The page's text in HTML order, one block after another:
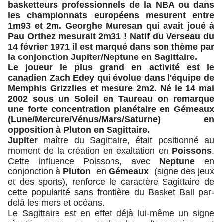
basketteurs professionnels de la NBA ou dans
les championnats européens mesurent entre
1m93 et 2m. Georghe Muresan qui avait joué à
Pau Orthez mesurait 2m31 ! Natif du Verseau du
14 février 1971 il est marqué dans son thème par
la conjonction Jupiter/Neptune en Sagittaire.
Le joueur le plus grand en activité est le
canadien Zach Edey qui évolue dans l'équipe de
Memphis Grizzlies et mesure 2m2. Né le 14 mai
2002 sous un Soleil en Taureau on remarque
une forte concentration planétaire en Gémeaux
(Lune/Mercure/Vénus/Mars/Saturne) en
opposition à Pluton en Sagittaire.
Jupiter maître du Sagittaire, était positionné au
moment de la création en exaltation en Poissons.
Cette influence Poissons, avec Neptune en
conjonction à Pluton enGémeaux (signe des jeux
et des sports), renforce le caractère Sagittaire de
cette popularité sans frontière du Basket Ball par-
delà les mers et océans.
Le Sagittaire est en effet déjà lui-même un signe